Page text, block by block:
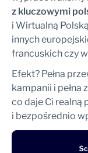
z kluczowymi
i Wirtualną
innych
francuskich czy
Efekt? Pełna
kampanii i pełna
co daje Ci realną
i bezpośrednio